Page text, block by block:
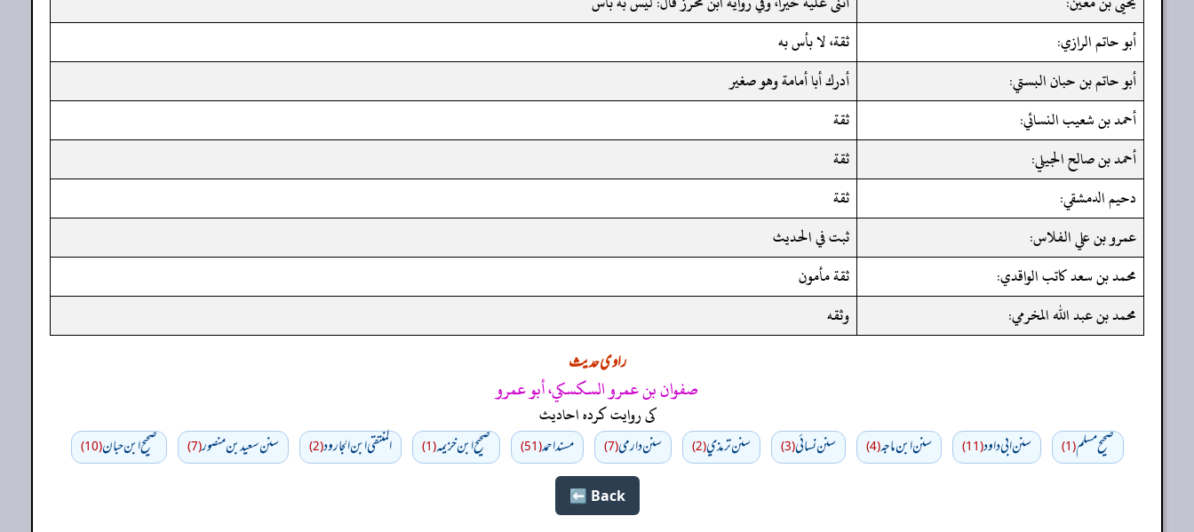
أبو حاتم الرازي:
ثقة، لا بأس به
أبو حاتم بن حبان البستي:
أدرك أبا أمامة وهو صغير
أحمد بن شعيب النسائي:
ثقة
أحمد بن صالح الجيلي:
ثقة
دحيم الدمشقي:
ثقة
عمرو بن علي الفلاس:
ثبت في الحديث
محمد بن سعد كاتب الواقدي:
ثقة مأمون
محمد بن عبد الله المخرمي:
وثقه
راوی حدیث
صفوان بن عمرو السكسكي، أبو عمرو
کی روایت کردہ احادیث
صحيح مسلم(1) سنن ابي داود(11) سنن ابن ماجه(4) سنن نسائي(3) سنن ترمذي(2) سنن دارمي(7) مسند احمد(51) صحيح ابن خزيمه(1) المنتقى ابن الجارود(2) سنن سعید بن منصور(7) صحیح ابن حبان(10)
Back ⬅️